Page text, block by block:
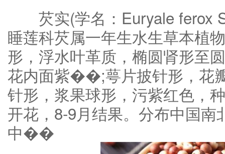
芡实(学名：Euryale ferox
睡莲科芡属一年生水生草本植
形，浮水叶革质，椭圆肾形至
花内面紫��;萼片披针形，花
针形，浆果球形，污紫红色
开花，8-9月结果。分布中国
中��